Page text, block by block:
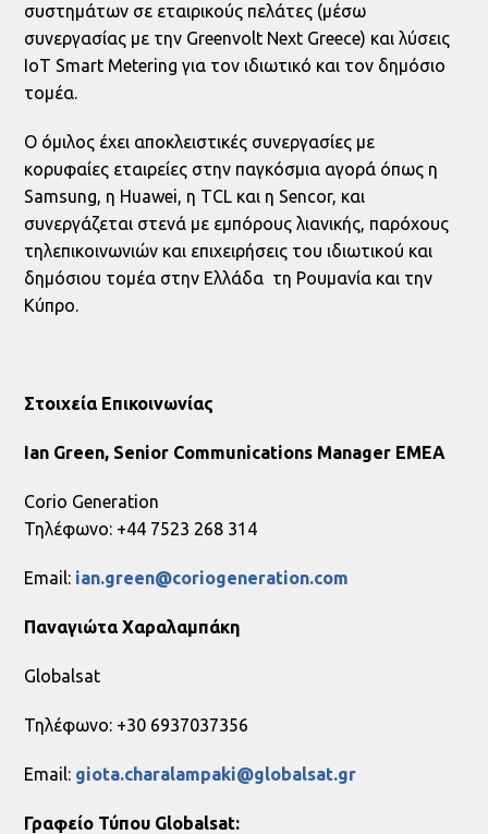
συστημάτων σε εταιρικούς πελάτες (μέσω
συνεργασίας με την Greenvolt Next Greece) και λύσεις
IoT Smart Metering για τον ιδιωτικό και τον δημόσιο
τομέα.
Ο όμιλος έχει αποκλειστικές συνεργασίες με
κορυφαίες εταιρείες στην παγκόσμια αγορά όπως η
Samsung, η Huawei, η TCL και η Sencor, και
συνεργάζεται στενά με εμπόρους λιανικής, παρόχους
τηλεπικοινωνιών και επιχειρήσεις του ιδιωτικού και
δημόσιου τομέα στην Ελλάδα τη Ρουμανία και την
Κύπρο.
Στοιχεία Επικοινωνίας
Ian Green, Senior Communications Manager EMEA
Corio Generation
Τηλέφωνο: +44 7523 268 314
Email: ian.green@coriogeneration.com
Παναγιώτα Χαραλαμπάκη
Globalsat
Τηλέφωνο: +30 6937037356
Email: giota.charalampaki@globalsat.gr
Γραφείο Τύπου Globalsat: